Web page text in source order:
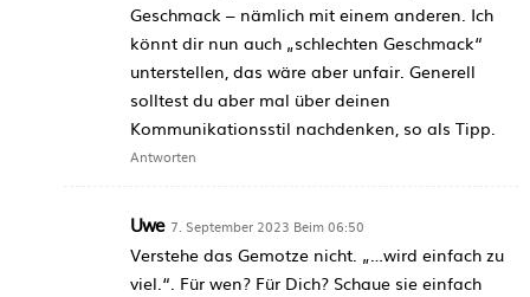
Geschmack – nämlich mit einem anderen. Ich
könnt dir nun auch „schlechten Geschmack“
unterstellen, das wäre aber unfair. Generell
solltest du aber mal über deinen
Kommunikationsstil nachdenken, so als Tipp.
Antworten
Uwe 7. September 2023 Beim 06:50
Verstehe das Gemotze nicht. „…wird einfach zu
viel.“. Für wen? Für Dich? Schaue sie einfach